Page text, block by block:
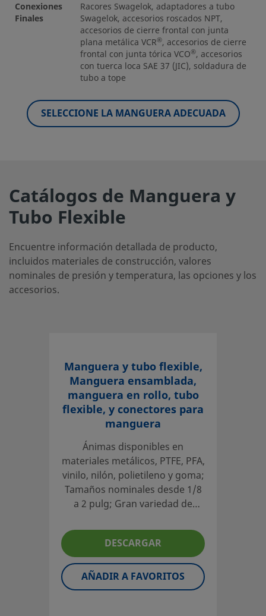
Conexiones
Finales
Racores Swagelok, adaptadores a tubo
Swagelok, accesorios roscados NPT,
accesorios de cierre frontal con junta
plana metálica VCR®, accesorios de cierre
frontal con junta tórica VCO®, accesorios
con tuerca loca SAE 37 (JIC), soldadura de
tubo a tope
SELECCIONE LA MANGUERA ADECUADA
Catálogos de Manguera y
Tubo Flexible
Encuentre información detallada de producto,
incluidos materiales de construcción, valores
nominales de presión y temperatura, las opciones y los
accesorios.
Manguera y tubo flexible,
Manguera ensamblada,
manguera en rollo, tubo
flexible, y conectores para
manguera
Ánimas disponibles en
materiales metálicos, PTFE, PFA,
vinilo, nilón, polietileno y goma;
Tamaños nominales desde 1/8
a 2 pulg; Gran variedad de
y métricas; Longitudes
personalizadas disponibles;
Cubiertas, etiquetado y
pruebas opcionales
DESCARGAR
AÑADIR A FAVORITOS